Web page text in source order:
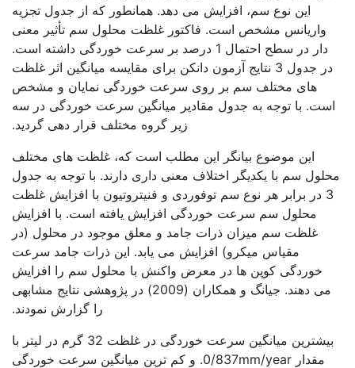
این نوع سم، افزایش می دهد. همانطور که از جدول تجزیه
واریانس مشخص است. فاکتور غلظت محلول سم تأثیر معنی
دار در سطح احتمال 1 درصد بر سرعت خوردگی داشته است.
در جدول 3 نتایج آزمون دانکن برای مقایسه میانگین اثر غلظت
های مختلف سم بر روی سرعت خوردگی نمایان و مشخص
است. با توجه به جدول مقادیر میانگین سرعت خوردگی در سه
زیر گروه مختلف قرار دهی گردید.
این موضوع بیانگر این مطلب است که، غلظت های مختلف
محلول سم با یکدیگر اختلاف معنی داری دارند. با توجه به جدول
3 در برابر هر نوع سم توفوردی و فنیتروتیون با افزایش غلظت
محلول سم سرعت خوردگی افزایش یافته است. با افزایش
غلظت سم میزان ذرات جامد و معلق موجود در محلول (در
مقیاس میکرو) افزایش می یابد. این ذرات جامد سرعت
خوردگی کوپن ها در معرض واکنش با محلول سم را افزایش
می دهند. جیانگ و همکاران (2009) در پژوهشی نتایج مشابهی
را گزارش نمودند.
بیشترین میانگین سرعت خوردگی در غلظت 32 گرم در لیتر با
مقدار 0/837mm/year. و کم ترین میانگین سرعت خوردگی